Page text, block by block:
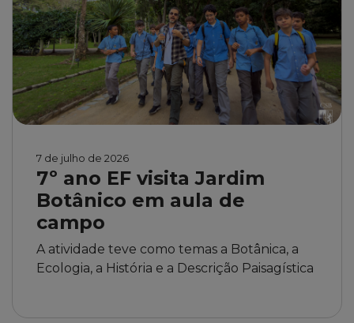
7 de julho de 2026
7º ano EF visita Jardim
Botânico em aula de
campo
A atividade teve como temas a Botânica, a
Ecologia, a História e a Descrição Paisagística